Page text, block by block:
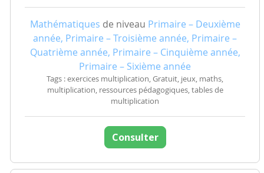
Mathématiques de niveau Primaire – Deuxième
année, Primaire – Troisième année, Primaire –
Quatrième année, Primaire – Cinquième année,
Primaire – Sixième année
Tags : exercices multiplication, Gratuit, jeux, maths,
multiplication, ressources pédagogiques, tables de
multiplication
Consulter